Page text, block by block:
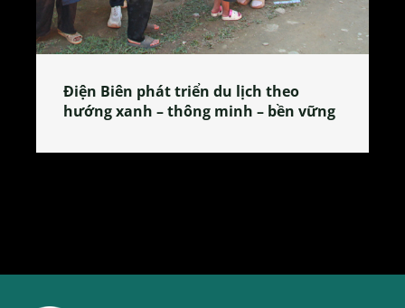
Làng làm bánh tẻ Phú Nhi – nơi lan
tỏa đặc sản xứ Đoài